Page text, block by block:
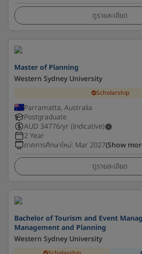
ดูรายละเอียด
Master of Planning
Western Sydney University
Scholarship
Parramatta, Australia
Postgraduate
AUD 34776/yr (Indicative)
2 Year
ภาคการศึกษาใหม่: Mar 2027(Show
ดูรายละเอียด
Bachelor of Tourism and Event
Management and Planning
Western Sydney University